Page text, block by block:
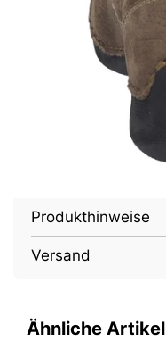
Produkthinweise
Versand
Ähnliche Artikel